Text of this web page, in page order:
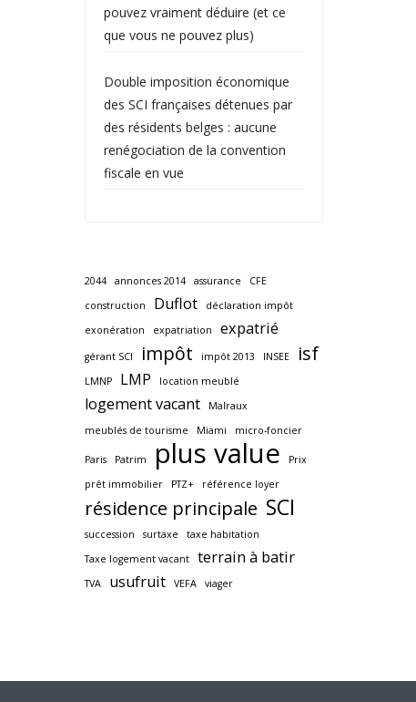
pouvez vraiment déduire (et ce
que vous ne pouvez plus)
Double imposition économique
des SCI françaises détenues par
des résidents belges : aucune
renégociation de la convention
fiscale en vue
2044 annonces 2014 assurance
CFE
construction
Duflot
déclaration impôt
exonération
expatriation expatrié
gérant SCI impôt impôt 2013 INSEE isf
LMNP LMP location meublé
logement vacant
Malraux
meublés de tourisme
Miami micro-foncier
Paris Patrim plus value
Prix
prêt immobilier
PTZ+ référence loyer
résidence principale SCI
succession surtaxe
taxe habitation
Taxe logement vacant
terrain à batir
TVA usufruit VEFA viager